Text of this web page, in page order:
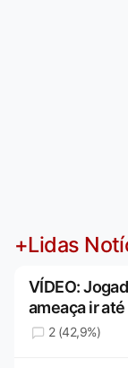
+Lidas
VÍDEO:
ameaça ir
2 (42,9%)